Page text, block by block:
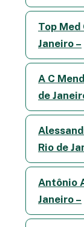
Top Med
Janeiro –
A C
de
Rio de
Antônio
Janeiro –